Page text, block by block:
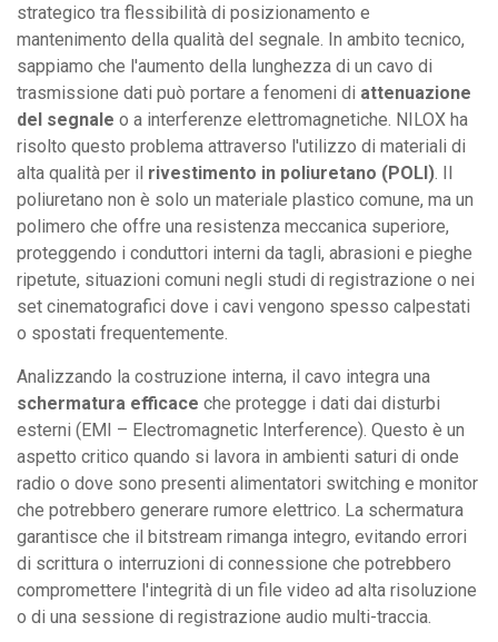
strategico tra flessibilità di posizionamento e
mantenimento della qualità del segnale. In ambito tecnico,
sappiamo che l'aumento della lunghezza di un cavo di
trasmissione dati può portare a fenomeni di attenuazione
del segnale o a interferenze elettromagnetiche. NILOX ha
risolto questo problema attraverso l'utilizzo di materiali di
alta qualità per il rivestimento in poliuretano (POLI) . Il
poliuretano non è solo un materiale plastico comune, ma un
polimero che offre una resistenza meccanica superiore,
proteggendo i conduttori interni da tagli, abrasioni e pieghe
ripetute, situazioni comuni negli studi di registrazione o nei
set cinematografici dove i cavi vengono spesso calpestati
o spostati frequentemente.
Analizzando la costruzione interna, il cavo integra una
schermatura efficace che protegge i dati dai disturbi
esterni (EMI – Electromagnetic Interference). Questo è un
aspetto critico quando si lavora in ambienti saturi di onde
radio o dove sono presenti alimentatori switching e monitor
che potrebbero generare rumore elettrico. La schermatura
garantisce che il bitstream rimanga integro, evitando errori
di scrittura o interruzioni di connessione che potrebbero
compromettere l'integrità di un file video ad alta risoluzione
o di una sessione di registrazione audio multi-traccia.